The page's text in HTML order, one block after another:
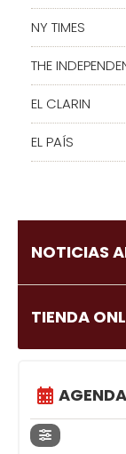
NY TIMES
THE
EL CLARIN
EL PAÍS
NOTICIAS
TIENDA